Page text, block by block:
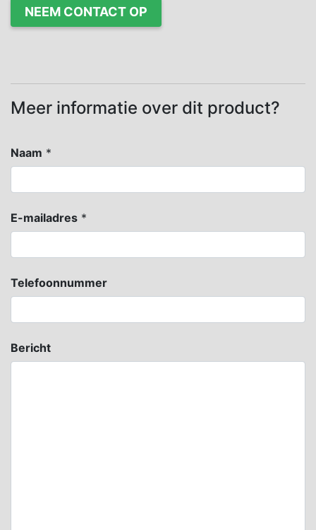
NEEM CONTACT OP
Meer informatie over dit product?
Naam *
E-mailadres *
Telefoonnummer
Bericht